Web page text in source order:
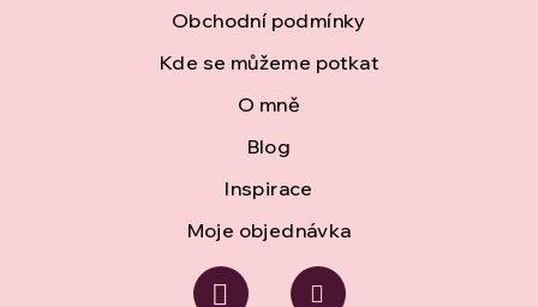
Obchodní podmínky
Kde se můžeme potkat
O mně
Blog
Inspirace
Moje objednávka